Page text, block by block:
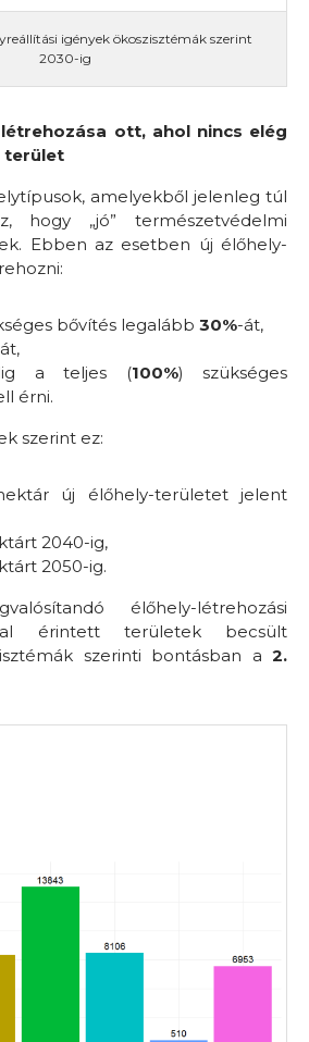
igények ökoszisztémák szerint
2030-ig
ott, ahol nincs elég
terület
amelyekből jelenleg túl
hogy „jó” természetvédelmi
Ebben az esetben új élőhely-
bővítés legalább 30%-át,
a teljes (100%) szükséges
érni.
szerint ez:
új élőhely-területet jelent
2040-ig,
2050-ig.
élőhely-létrehozási
érintett területek becsült
szerinti bontásban a 2.